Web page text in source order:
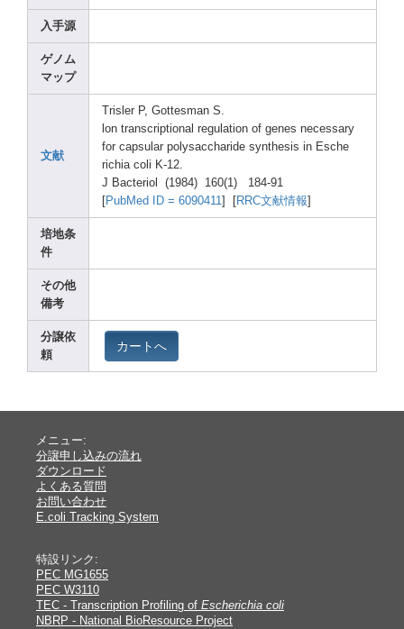
入手源
ゲノム
マップ
文献
Trisl er P, Gottesman S.
lon transcriptional regul ation of genes necessary
for capsu lar polysaccharide synthesis in Esche
richia coli K-12.
J Bacteriol (1984) 160(1) 184-91
PubMed ID = 6090411 RRC文献情報
培地条
件
その他
備考
分譲依
頼
カートへ
メニュー:
分譲申し込みの流れ
ダウンロード
よくある質問
お問い合わせ
E.coli Tracking System
特設リンク:
PEC MG1655
PEC W3110
TEC - Transcription Profiling of Escherichia coli
NBRP - National BioResource Project